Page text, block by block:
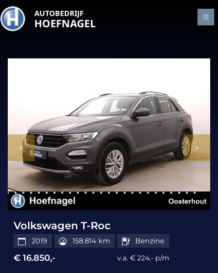
Volkswagen T-Roc
2019 158.814 km Benzine
€ 16.850,- v.a. € 224,- p/m